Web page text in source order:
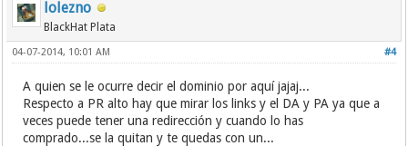
lolezno
BlackHat Plata
#4
04-07-2014, 10:01 AM
A quien se le ocurre decir el dominio por aquí jajaj...
Respecto a PR alto hay que mirar los links y el DA y PA ya que a
veces puede tener una redirección y cuando lo has
comprado...se la quitan y te quedas con un...